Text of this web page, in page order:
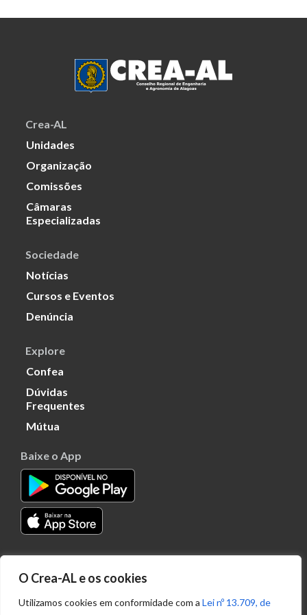
O Crea-AL e os cookies
Utilizamos cookies em conformidade com a Lei nº 13.709, de
Crea-AL
Unidades
Organização
Comissões
Câmaras
Especializadas
Sociedade
Notícias
Cursos e Eventos
Denúncia
Explore
Confea
Dúvidas
Frequentes
Mútua
Baixe o App
Transparência
Portal
Acesso à